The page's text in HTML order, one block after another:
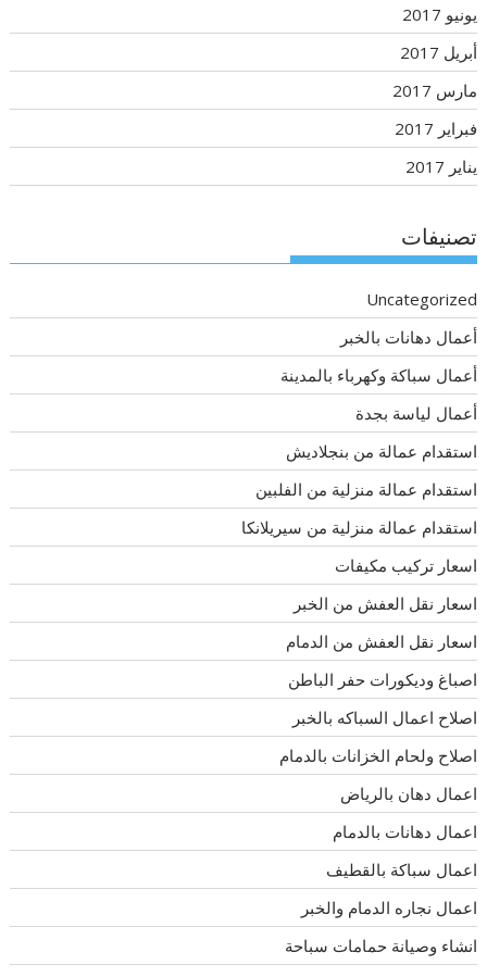
يونيو 2017
أبريل 2017
مارس 2017
فبراير 2017
يناير 2017
تصنيفات
Uncategorized
أعمال دهانات بالخبر
أعمال سباكة وكهرباء بالمدينة
أعمال لياسة بجدة
استقدام عمالة من بنجلاديش
استقدام عمالة منزلية من الفلبين
استقدام عمالة منزلية من سيريلانكا
اسعار تركيب مكيفات
اسعار نقل العفش من الخبر
اسعار نقل العفش من الدمام
اصباغ وديكورات حفر الباطن
اصلاح اعمال السباكه بالخبر
اصلاح ولحام الخزانات بالدمام
اعمال دهان بالرياض
اعمال دهانات بالدمام
اعمال سباكة بالقطيف
اعمال نجاره الدمام والخبر
انشاء وصيانة حمامات سباحة